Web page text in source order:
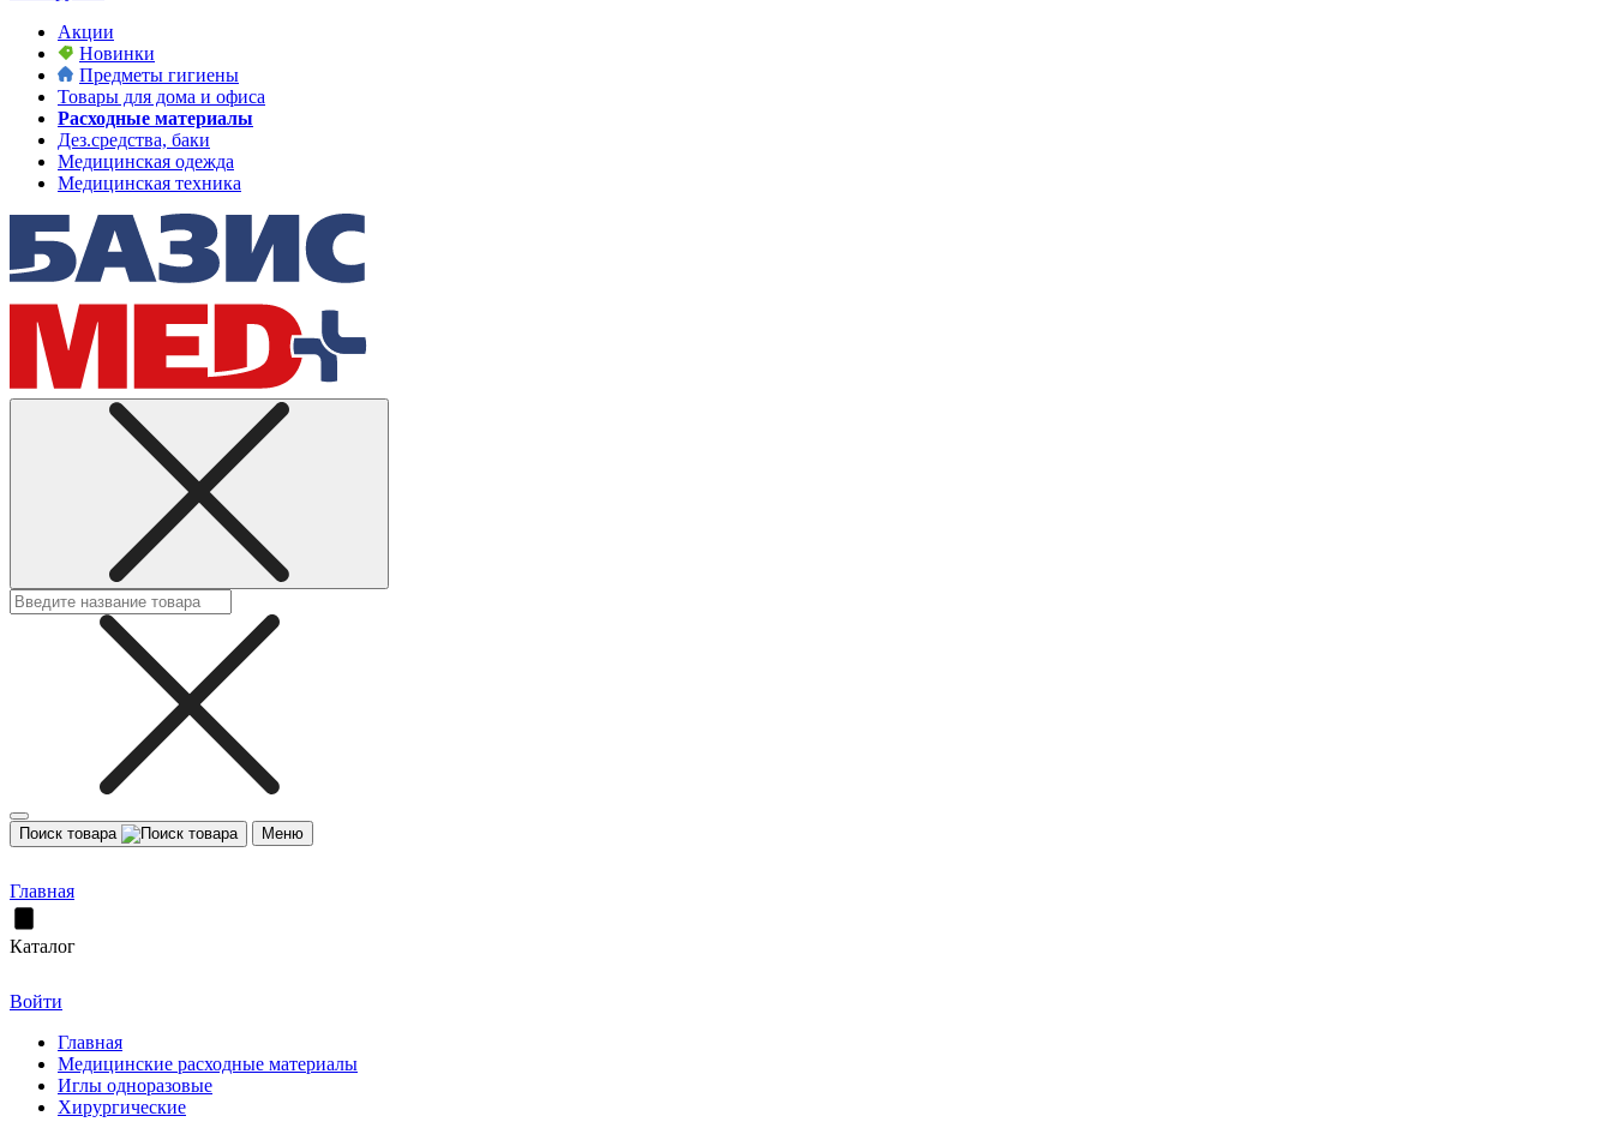
Акции
Новинки
Предметы гигиены
Товары для дома и офиса
Расходные материалы
Дез.средства, баки
Медицинская одежда
Медицинская техника
Поиск товара Меню
Главная
Каталог
Войти
Главная
Медицинские расходные материалы
Иглы одноразовые
Хирургические